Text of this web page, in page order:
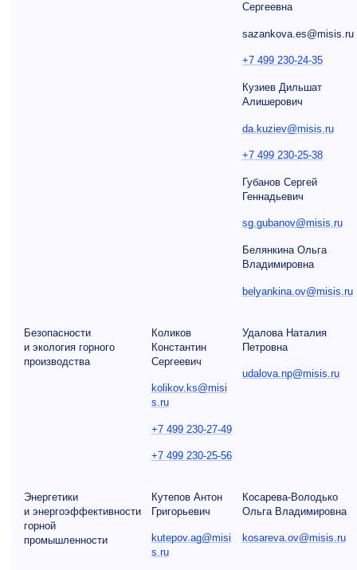
Сергеевна
sazankova.es@misis.ru
+7 499 230-24-35
Кузиев Дильшат
Алишерович
da.kuziev@misis.ru
+7 499 230-25-38
Губанов Сергей
Геннадьевич
sg.gubanov@misis.ru
Белянкина Ольга
Владимировна
belyankina.ov@misis.ru
Безопасности
и экология горного
производства
Коликов
Константин
Сергеевич
kolikov.ks@misi
s.ru
+7 499 230-27-49
+7 499 230-25-56
Удалова Наталия
Петровна
udalova.np@misis.ru
Энергетики
и энергоэффективности
горной
промышленности
Кутепов Антон
Григорьевич
kutepov.ag@misi
s.ru
Косарева-Володько
Ольга Владимировна
kosareva.ov@misis.ru